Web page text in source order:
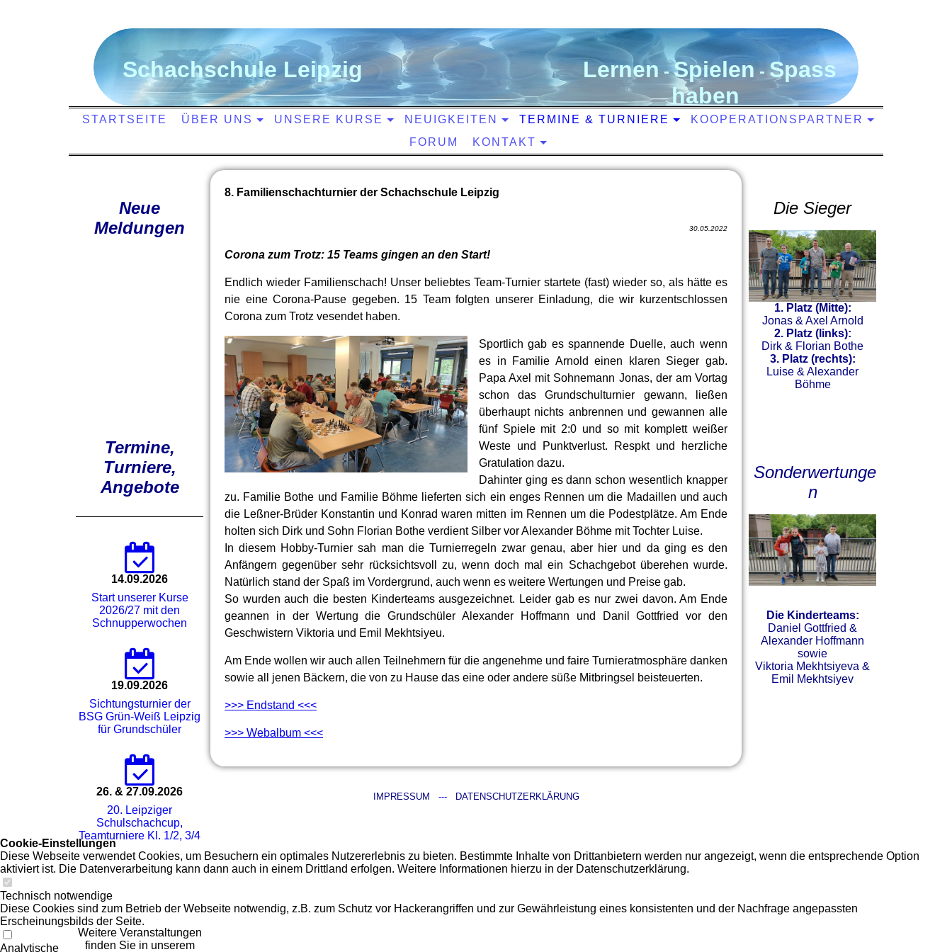
Schachschule Leipzig Lernen - Spielen - Spass
haben
STARTSEITE ÜBER UNS UNSERE KURSE NEUIGKEITEN TERMINE & TURNIERE
KOOPERATIONSPARTNER
FORUM
KONTAKT
8. Familienschachturnier der Schachschule Leipzig
30.05.2022
Corona zum Trotz: 15 Teams gingen an den Start!
Endlich wieder Familienschach! Unser beliebtes Team-Turnier startete (fast) wieder so, als hätte es
nie eine Corona-Pause gegeben. 15 Team folgten unserer Einladung, die wir kurzentschlossen
Corona zum Trotz vesendet haben.
Sportlich gab es spannende Duelle, auch wenn
es in Familie Arnold einen klaren Sieger gab.
Papa Axel mit Sohnemann Jonas, der am Vortag
schon das Grundschulturnier gewann, ließen
überhaupt nichts anbrennen und gewannen alle
fünf Spiele mit 2:0 und so mit komplett weißer
Weste und Punktverlust. Respkt und herzliche
Gratulation dazu.
Dahinter ging es dann schon wesentlich knapper
zu. Familie Bothe und Familie Böhme lieferten sich ein enges Rennen um die Madaillen und auch
die Leßner-Brüder Konstantin und Konrad waren mitten im Rennen um die Podestplätze. Am Ende
holten sich Dirk und Sohn Florian Bothe verdient Silber vor Alexander Böhme mit Tochter Luise.
In diesem Hobby-Turnier sah man die Turnierregeln zwar genau, aber hier und da ging es den
Anfängern gegenüber sehr rücksichtsvoll zu, wenn doch mal ein Schachgebot überehen wurde.
Natürlich stand der Spaß im Vordergrund, auch wenn es weitere Wertungen und Preise gab.
So wurden auch die besten Kinderteams ausgezeichnet. Leider gab es nur zwei davon. Am Ende
geannen in der Wertung die Grundschüler Alexander Hoffmann und Danil Gottfried vor den
Geschwistern Viktoria und Emil Mekhtsiyeu.
Am Ende wollen wir auch allen Teilnehmern für die angenehme und faire Turnieratmosphäre danken
sowie all jenen Bäckern, die von zu Hause das eine oder andere süße Mitbringsel beisteuerten.
>>> Endstand <<<
>>> Webalbum <<<
IMPRESSUM --- DATENSCHUTZERKLÄRUNG
Neue
Meldungen
Termine,
Turniere,
Angebote
14.09.2026
Start unserer Kurse
2026/27 mit den
Schnupperwochen
19.09.2026
Sichtungsturnier der
BSG Grün-Weiß Leipzig
für Grundschüler
26. & 27.09.2026
20. Leipziger
Schulschachcup,
Teamturniere Kl. 1/2, 3/4
Weitere Veranstaltungen
finden Sie in unserem
Die Sieger
1. Platz (Mitte):
Jonas & Axel Arnold
2. Platz (links):
Dirk & Florian Bothe
3. Platz (rechts):
Luise & Alexander
Böhme
Sonderwertunge
n
Die Kinderteams:
Daniel Gottfried &
Alexander Hoffmann
sowie
Viktoria Mekhtsiyeva &
Emil Mekhtsiyev
Cookie-Einstellungen
Diese Webseite verwendet Cookies, um Besuchern ein optimales Nutzererlebnis zu bieten. Bestimmte Inhalte von Drittanbietern werden nur angezeigt, wenn die entsprechende Option
aktiviert ist. Die Datenverarbeitung kann dann auch in einem Drittland erfolgen. Weitere Informationen hierzu in der Datenschutzerklärung.
Technisch notwendige
Diese Cookies sind zum Betrieb der Webseite notwendig, z.B. zum Schutz vor Hackerangriffen und zur Gewährleistung eines konsistenten und der Nachfrage angepassten
Erscheinungsbilds der Seite.
Analytische